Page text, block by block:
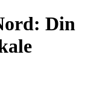
Din